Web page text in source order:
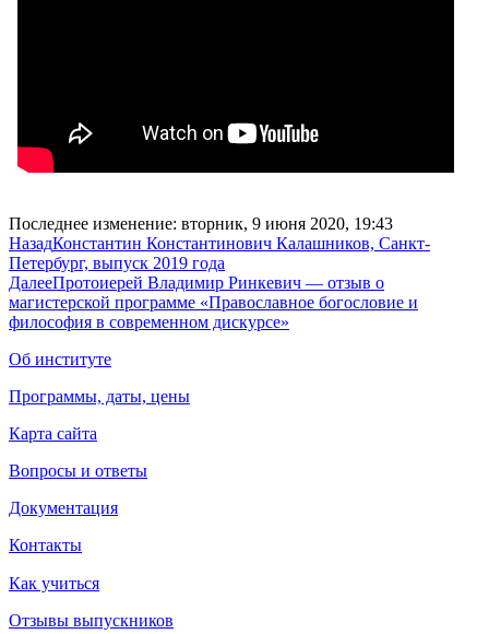
Последнее изменение: вторник, 9 июня 2020, 19:43
НазадКонстантин Константинович Калашников, Санкт-
Петербург, выпуск 2019 года
ДалееПротоиерей Владимир Ринкевич — отзыв о
магистерской программе «Православное богословие и
философия в современном дискурсе»
Об институте
Программы, даты, цены
Карта сайта
Вопросы и ответы
Документация
Контакты
Как учиться
Отзывы выпускников